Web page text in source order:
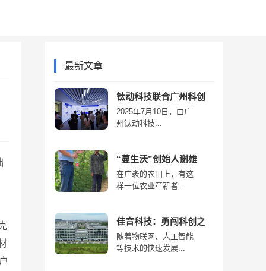
最新文章
钛动科技联合广州科创
2025年7月10日，由广
州钛动科技...
“蔓生沃”创始人谢雄
在广袤的农田上，有这
样一位农业革新者...
佳音科技：勇闯科创之
随着物联网、人工智能
等技术的快速发展...